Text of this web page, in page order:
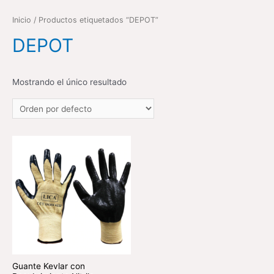
Inicio / Productos etiquetados “DEPOT”
DEPOT
Mostrando el único resultado
Guante Kevlar con